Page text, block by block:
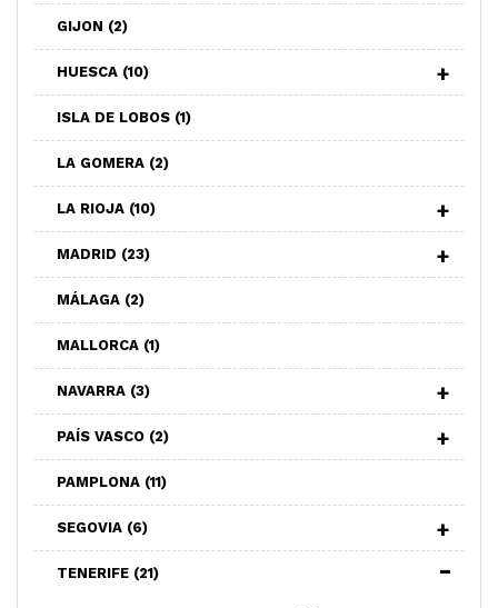
GIJON (2)
HUESCA (10)
ISLA DE LOBOS (1)
LA GOMERA (2)
LA RIOJA (10)
MADRID (23)
MÁLAGA (2)
MALLORCA (1)
NAVARRA (3)
PAÍS VASCO (2)
PAMPLONA (11)
SEGOVIA (6)
TENERIFE (21)